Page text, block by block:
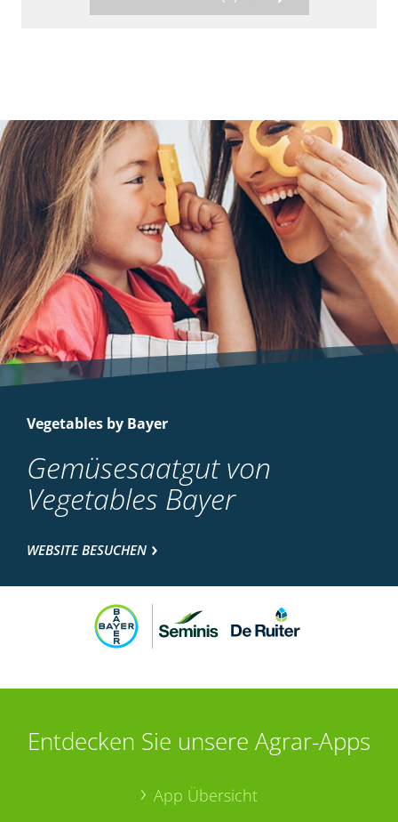
Vegetables by Bayer
Gemüsesaatgut von
Vegetables Bayer
WEBSITE BESUCHEN
Entdecken Sie unsere Agrar-Apps
App Übersicht